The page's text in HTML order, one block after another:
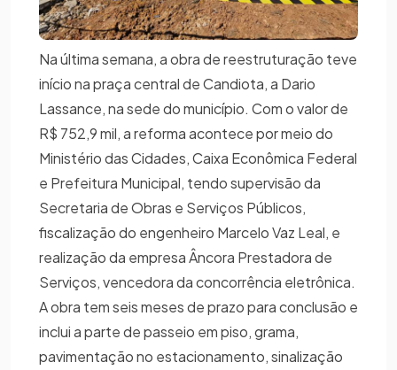
Na última semana, a obra de reestruturação teve
início na praça central de Candiota, a Dario
Lassance, na sede do município. Com o valor de
R$ 752,9 mil, a reforma acontece por meio do
Ministério das Cidades, Caixa Econômica Federal
e Prefeitura Municipal, tendo supervisão da
Secretaria de Obras e Serviços Públicos,
fiscalização do engenheiro Marcelo Vaz Leal, e
realização da empresa Âncora Prestadora de
Serviços, vencedora da concorrência eletrônica.
A obra tem seis meses de prazo para conclusão e
inclui a parte de passeio em piso, grama,
pavimentação no estacionamento, sinalização